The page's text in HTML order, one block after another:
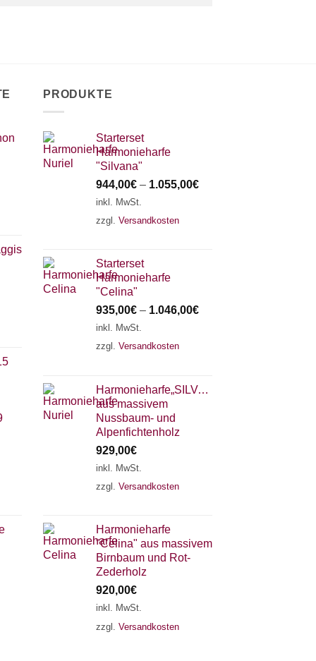
PRODUKTE
Starterset
Harmonieharfe
"Silvana"
944,00€ – 1.055,00€
inkl. MwSt.
zzgl. Versandkosten
Starterset
Harmonieharfe
"Celina"
935,00€ – 1.046,00€
inkl. MwSt.
zzgl. Versandkosten
Harmonieharfe„SILVANA"
aus massivem
Nussbaum- und
Alpenfichtenholz
929,00€
inkl. MwSt.
zzgl. Versandkosten
Harmonieharfe
"Celina" aus massivem
Birnbaum und Rot-
Zederholz
920,00€
inkl. MwSt.
zzgl. Versandkosten
18 SAITEN 21 SAITEN 25 SAITEN
AKKORDZITHER